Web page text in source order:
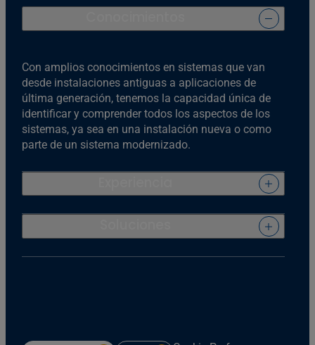
Con amplios conocimientos en sistemas que van
desde instalaciones antiguas a aplicaciones de
última generación, tenemos la capacidad única de
identificar y comprender todos los aspectos de los
sistemas, ya sea en una instalación nueva o como
parte de un sistema modernizado.